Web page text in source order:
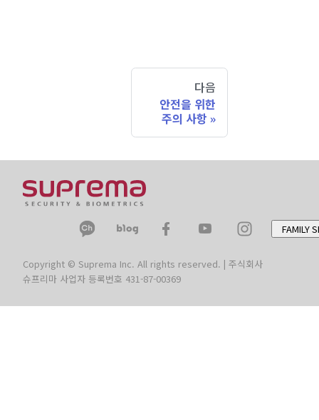
다음
안전을 위한
주의 사항
FAMILY
Copyright © Suprema Inc. All rights reserved. | 주식회사
슈프리마 사업자 등록번호 431-87-00369